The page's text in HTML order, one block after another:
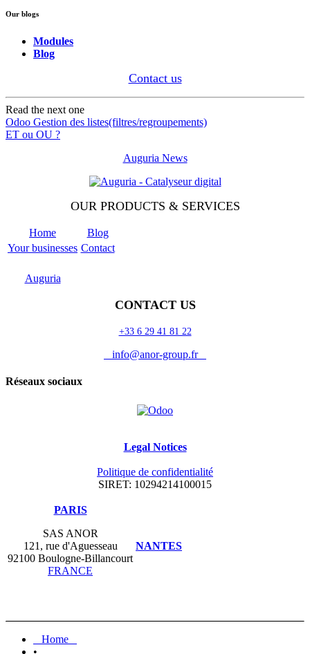
Our blogs
Modules
Blog
Contact us
Read the next one
Odoo Gestion des listes(filtres/regroupements)
ET ou OU ?
Auguria News
OUR PRODUCTS & SERVICES
Home
Blog
Your businesses Contact
Auguria
CONTACT US
+33 6 29 41 81 22
info@anor-group.fr
Réseaux sociaux
Legal Notices
Politique de confidentialité
SIRET: 10294214100015
​PARIS
SAS ANOR
121, rue d'Aguesseau
92100 Boulogne-Billancourt
FRANCE
NANTES
Home
•